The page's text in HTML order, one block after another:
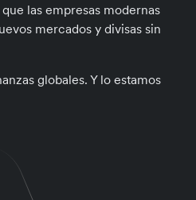
las empresas modernas
mercados y divisas sin
globales. Y lo estamos